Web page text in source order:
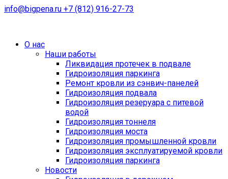
info@bigpena.ru +7 (812) 916-27-73
О нас
Наши работы
Ликвидация протечек в подвале
Гидроизоляция паркинга
Ремонт кровли из сэнвич-панелей
Гидроизоляция подвала
Гидроизоляция резеруара с питевой
водой
Гидроизоляция тоннеля
Гидроизоляция моста
Гидроизоляция промышленной кровли
Гидроизоляция эксплуатируемой кровли
Гидроизоляция паркинга
Новости